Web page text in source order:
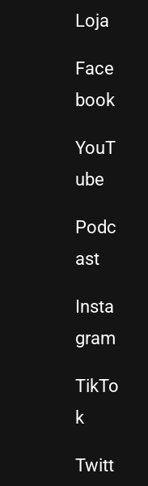
Loja
Face
book
YouT
ube
Podc
ast
Insta
gram
TikTo
k
Twitt